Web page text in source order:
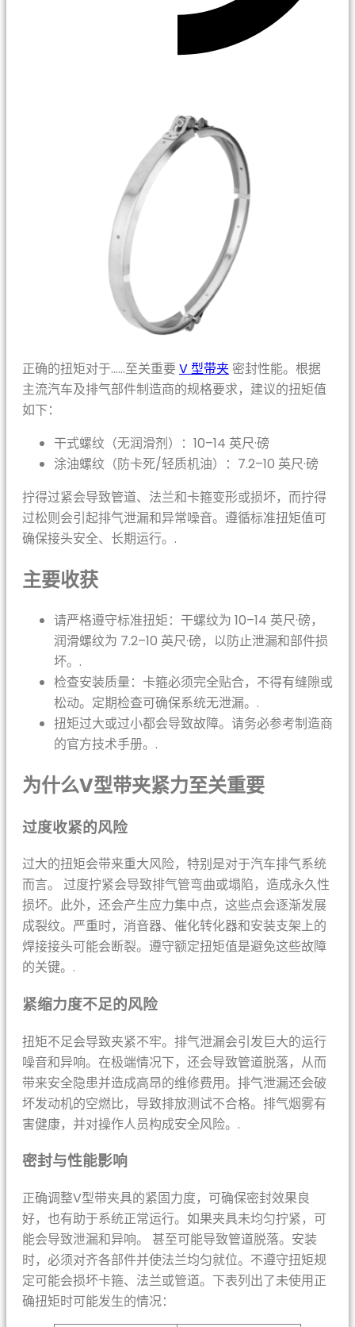
正确的扭矩对于……至关重要 V 型带夹 密封性能。根据
主流汽车及排气部件制造商的规格要求，建议的扭矩值
如下：
干式螺纹（无润滑剂）：10–14 英尺·磅
涂油螺纹（防卡死/轻质机油）：7.2–10 英尺·磅
拧得过紧会导致管道、法兰和卡箍变形或损坏，而拧得
过松则会引起排气泄漏和异常噪音。遵循标准扭矩值可
确保接头安全、长期运行。.
主要收获
请严格遵守标准扭矩：干螺纹为 10–14 英尺·磅，
润滑螺纹为 7.2–10 英尺·磅，以防止泄漏和部件损
坏。.
检查安装质量：卡箍必须完全贴合，不得有缝隙或
松动。定期检查可确保系统无泄漏。.
扭矩过大或过小都会导致故障。请务必参考制造商
的官方技术手册。.
为什么V型带夹紧力至关重要
过度收紧的风险
过大的扭矩会带来重大风险，特别是对于汽车排气系统
而言。 过度拧紧会导致排气管弯曲或塌陷，造成永久性
损坏。此外，还会产生应力集中点，这些点会逐渐发展
成裂纹。严重时，消音器、催化转化器和安装支架上的
焊接接头可能会断裂。遵守额定扭矩值是避免这些故障
的关键。.
紧缩力度不足的风险
扭矩不足会导致夹紧不牢。排气泄漏会引发巨大的运行
噪音和异响。在极端情况下，还会导致管道脱落，从而
带来安全隐患并造成高昂的维修费用。排气泄漏还会破
坏发动机的空燃比，导致排放测试不合格。排气烟雾有
害健康，并对操作人员构成安全风险。.
密封与性能影响
正确调整V型带夹具的紧固力度，可确保密封效果良
好，也有助于系统正常运行。如果夹具未均匀拧紧，可
能会导致泄漏和异响。 甚至可能导致管道脱落。安装
时，必须对齐各部件并使法兰均匀就位。不遵守扭矩规
定可能会损坏卡箍、法兰或管道。下表列出了未使用正
确扭矩时可能发生的情况：